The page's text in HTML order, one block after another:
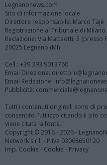
Legnanonews.com
Sito di informazione locale
Direttore responsabile: Marco Tajè
Registrazione al Tribunale di
Redazione: Via Matteotti, 3 (presso
20025 Legnano (MI)
Cell.: +39.393.9013760
Email Direzione:
Email Redazione:
Pubblicità:
Tutti i contenuti originali sono di
consentito l'utilizzo citando il sito
viene citata la fonte.
Copyright © 2016 - 2026 -
Network s.r.l. - P.Iva 03068650120
Imp. Cookie - Cookie - Privacy